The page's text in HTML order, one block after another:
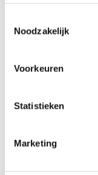
Noodzakelijk
Voorkeuren
Statistieken
Marketing
waar meditatie
een natuurlijke
mindful leven